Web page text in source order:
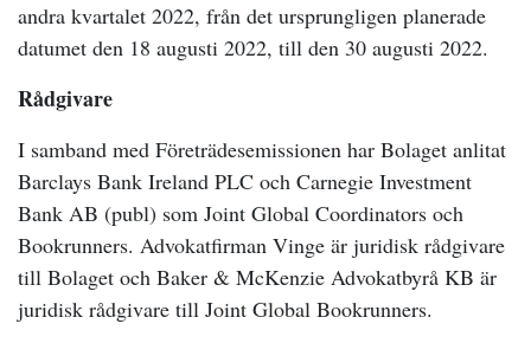
andra kvartalet 2022, från det ursprungligen planerade
datumet den 18 augusti 2022, till den 30 augusti 2022.
Rådgivare
I samband med Företrädesemissionen har Bolaget anlitat
Barclays Bank Ireland PLC och Carnegie Investment
Bank AB (publ) som Joint Global Coordinators och
Bookrunners. Advokatfirman Vinge är juridisk rådgivare
till Bolaget och Baker & McKenzie Advokatbyrå KB är
juridisk rådgivare till Joint Global Bookrunners.